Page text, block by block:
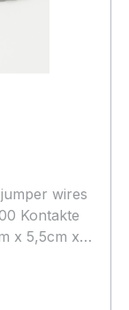
wires